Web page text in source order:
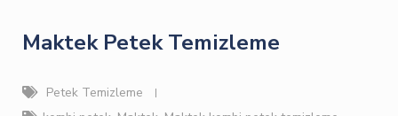
Maktek Petek Temizleme
Petek Temizleme